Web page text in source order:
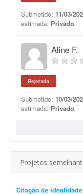
Submetido: 11/03/
estimada: Privado
Aline F.
Rejeitada
Submetido: 10/03/
estimada: Privado
Projetos
Criação de